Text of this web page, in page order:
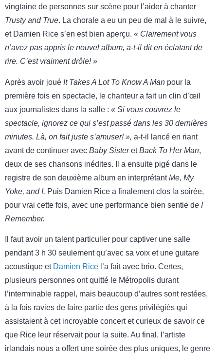
vingtaine de personnes sur scène pour l’aider à chanter
Trusty and True. La chorale a eu un peu de mal à le suivre,
et Damien Rice s’en est bien aperçu. « Clairement vous
n’avez pas appris le nouvel album, a-t-il dit en éclatant de
rire. C’est vraiment drôle! »
Après avoir joué It Takes A Lot To Know A Man pour la
première fois en spectacle, le chanteur a fait un clin d’œil
aux journalistes dans la salle : « Si vous couvrez le
spectacle, ignorez ce qui s’est passé dans les 30 dernières
minutes. Là, on fait juste s’amuser! », a-t-il lancé en riant
avant de continuer avec Baby SisteretBack To Her Man,
deux de ses chansons inédites. Il a ensuite pigé dans le
registre de son deuxième album en interprétantMe, My
Yoke, and I. Puis Damien Rice a finalement clos la soirée,
pour vrai cette fois, avec une performance bien sentie de I
Remember.
Il faut avoir un talent particulier pour captiver une salle
pendant 3 h 30 seulement qu’avec sa voix et une guitare
acoustique et Damien Rice l’a fait avec brio. Certes,
plusieurs personnes ont quitté le Métropolis durant
l’interminable rappel, mais beaucoup d’autres sont restées,
à la fois ravies de faire partie des gens privilégiés qui
assistaient à cet incroyable concert et curieux de savoir ce
que Rice leur réservait pour la suite. Au final, l’artiste
irlandais nous a offert une soirée des plus uniques, le genre